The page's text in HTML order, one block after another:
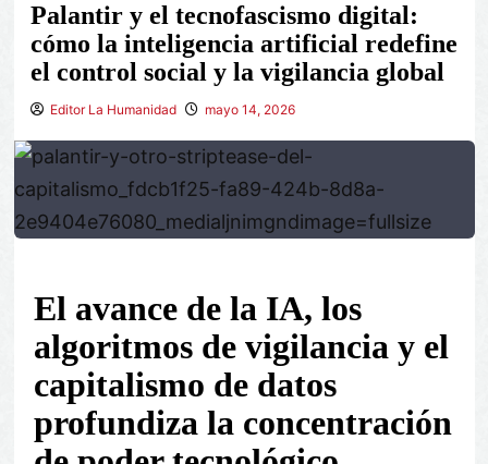
Palantir y el tecnofascismo digital:
cómo la inteligencia artificial redefine
el control social y la vigilancia global
Editor La Humanidad mayo 14, 2026
El avance de la IA, los
algoritmos de vigilancia y el
capitalismo de datos
profundiza la concentración